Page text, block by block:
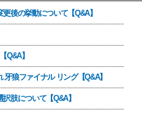
後の挙動について【Q&A】
Q&A】
狼ファイナル リング【Q&A】
肢について【Q&A】